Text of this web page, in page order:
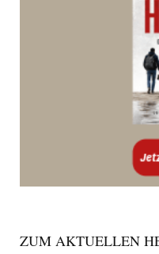
ZUM AKTUELLEN